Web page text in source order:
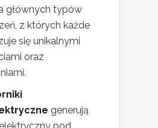
głównych typów
z których każde
się unikalnymi
oraz
generują